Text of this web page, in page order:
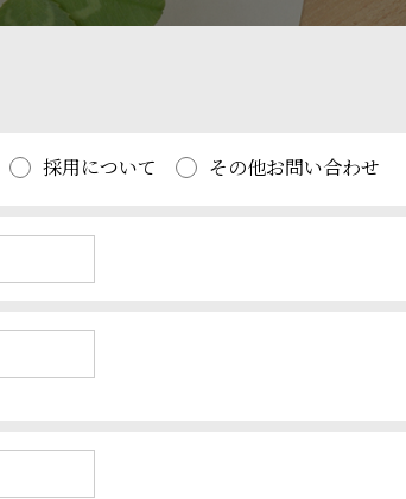
採用について その他お問い合わせ